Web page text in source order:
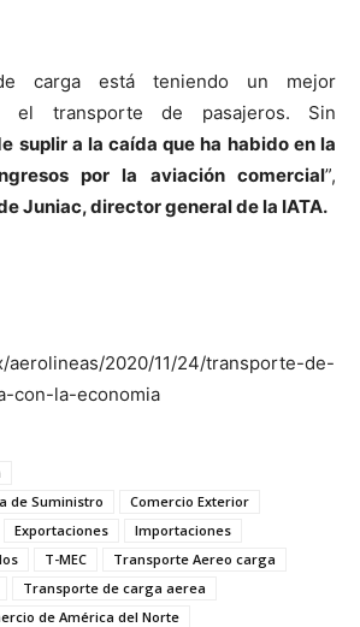
carga está teniendo un mejor
el transporte de pasajeros. Sin
suplir a la caída que ha habido en la
por la aviación comercial”,
Juniac, director general de la IATA.
aerolineas/2020/11/24/transporte-de-
con-la-economia
de Suministro
Comercio Exterior
Exportaciones
Importaciones
T-MEC
Transporte Aereo carga
Transporte de carga aerea
de América del Norte